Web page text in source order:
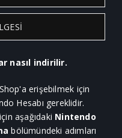
nasıl indirilir.
erişebilmek için
Hesabı gereklidir.
aşağıdaki Nintendo
bölümündeki adımları